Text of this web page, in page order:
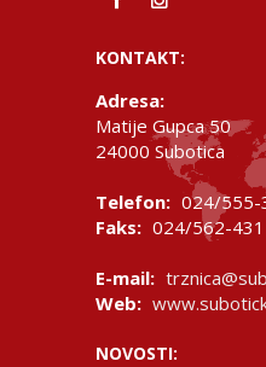
KONTAKT:
Adresa:
Matije Gupca 50
24000 Subotica
Telefon: 024/555-
Faks: 024/562-431
E-mail:
Web:
NOVOSTI: